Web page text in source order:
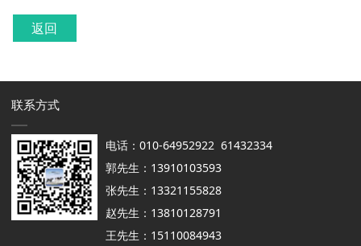
返回
联系方式
电话：010-64952922 61432334
郭先生：13910103593
张先生：13321155828
赵先生：13810128791
王先生：15110084943